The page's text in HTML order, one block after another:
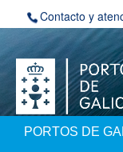
Saltar al contenido
Contacto y
PORTOS DE